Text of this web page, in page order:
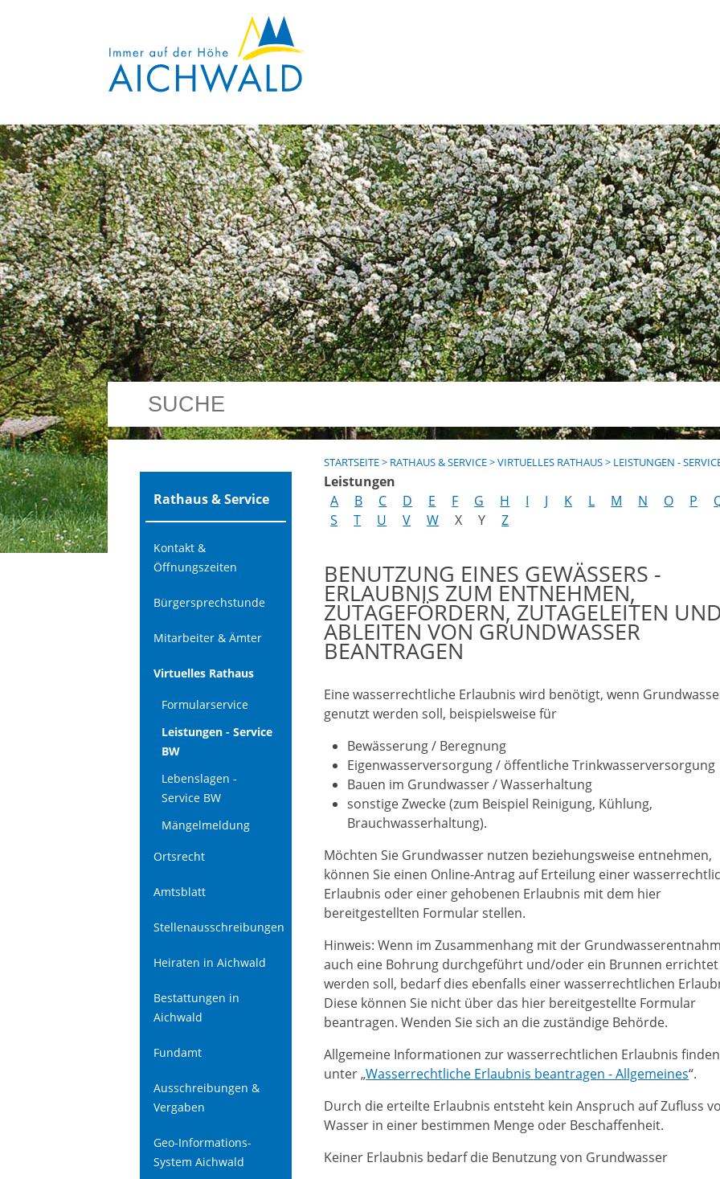
Rathaus & Service
Kontakt &
Öffnungszeiten
Bürgersprechstunde
Mitarbeiter & Ämter
Virtuelles Rathaus
Formularservice
Leistungen - Service
BW
Lebenslagen -
Service BW
Mängelmeldung
Ortsrecht
Amtsblatt
Stellenausschreibungen
Heiraten in Aichwald
Bestattungen in
Aichwald
Fundamt
Ausschreibungen &
Vergaben
Geo-Informations-
System Aichwald
STARTSEITE> RATHAUS & SERVICE>VIRTUELLES RATHAUS> LEISTUNGEN -
Leistungen
A
B C D E F G H I J K L M N O P
S
T U V W X Y Z
BENUTZUNG EINES GEWÄSSERS -
ERLAUBNIS ZUM ENTNEHMEN,
ZUTAGEFÖRDERN, ZUTAGELEITEN UND
ABLEITEN VON GRUNDWASSER
BEANTRAGEN
Eine wasserrechtliche Erlaubnis wird benötigt, wenn
genutzt werden soll, beispielsweise für
Bewässerung / Beregnung
Eigenwasserversorgung / öffentliche Trinkwasserversorgung
Bauen im Grundwasser / Wasserhaltung
sonstige Zwecke(zum Beispiel Reinigung, Kühlung,
Brauchwasserhaltung).
Möchten Sie Grundwasser nutzen beziehungsweise entnehmen,
können Sie einen Online-Antrag auf Erteilung einer
Erlaubnis oder einer gehobenen Erlaubnis mit dem hier
bereitgestellten Formular stellen.
Hinweis: Wenn im Zusammenhang mit der
auch eine Bohrung durchgeführt und/oder ein Brunnen errichtet
werden soll, bedarf dies ebenfalls einer wasserrechtlichen
Diese können Sie nicht über das hier bereitgestellte Formular
beantragen. Wenden Sie sich an die zuständige Behörde.
Allgemeine Informationen zur wasserrechtlichen Erlaubnis
unter „Wasserrechtliche Erlaubnis beantragen - Allgemeines“.
Durch die erteilte Erlaubnis entsteht kein Anspruch auf Zufluss
Wasser in einer bestimmen Menge oder Beschaffenheit.
Keiner Erlaubnis bedarf die Benutzung von Grundwasser